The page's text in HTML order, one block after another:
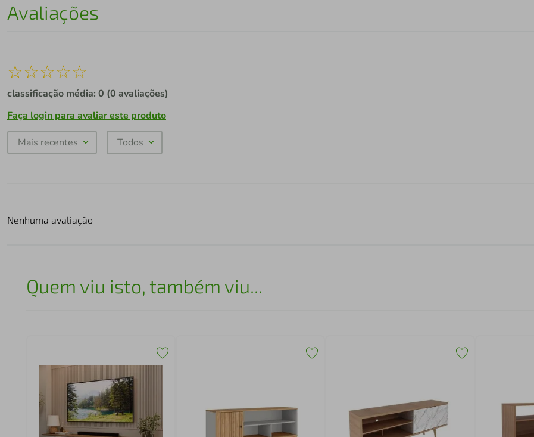
Avaliações
☆☆☆☆☆
classificação média: 0 (0 avaliações)
Faça login para avaliar este produto
Mais recentes Todos
Nenhuma avaliação
Quem viu isto, também viu...